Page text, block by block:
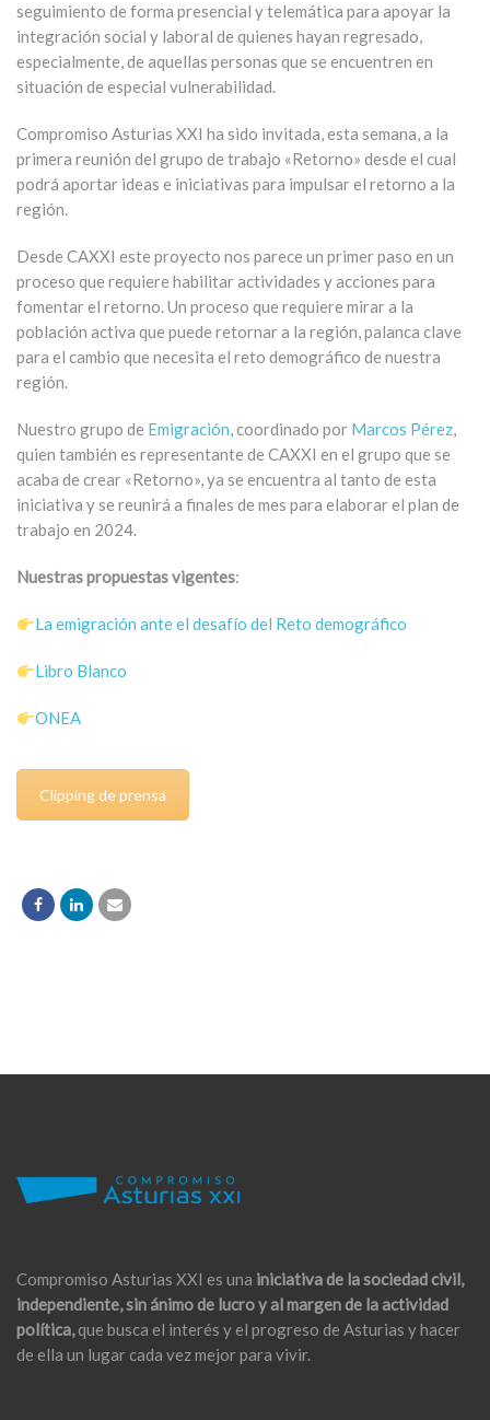
seguimiento de forma presencial y telemática para apoyar la
integración social y laboral de quienes hayan regresado,
especialmente, de aquellas personas que se encuentren en
situación de especial vulnerabilidad.
Compromiso Asturias XXI ha sido invitada, esta semana, a la
primera reunión del grupo de trabajo «Retorno» desde el cual
podrá aportar ideas e iniciativas para impulsar el retorno a la
región.
Desde CAXXI este proyecto nos parece un primer paso en un
proceso que requiere habilitar actividades y acciones para
fomentar el retorno. Un proceso que requiere mirar a la
población activa que puede retornar a la región, palanca clave
para el cambio que necesita el reto demográfico de nuestra
región.
Nuestro grupo de Emigración, coordinado por Marcos Pérez,
quien también es representante de CAXXI en el grupo que se
acaba de crear «Retorno», ya se encuentra al tanto de esta
iniciativa y se reunirá a finales de mes para elaborar el plan de
trabajo en 2024.
Nuestras propuestas vigentes:
La emigración ante el desafío del Reto demográfico
Libro Blanco
ONEA
Clipping de prensa
Compromiso Asturias XXI es una iniciativa de la sociedad civil,
independiente, sin ánimo de lucro y al margen de la actividad
política,que busca el interés y el progreso de Asturias y hacer
de ella un lugar cada vez mejor para vivir.